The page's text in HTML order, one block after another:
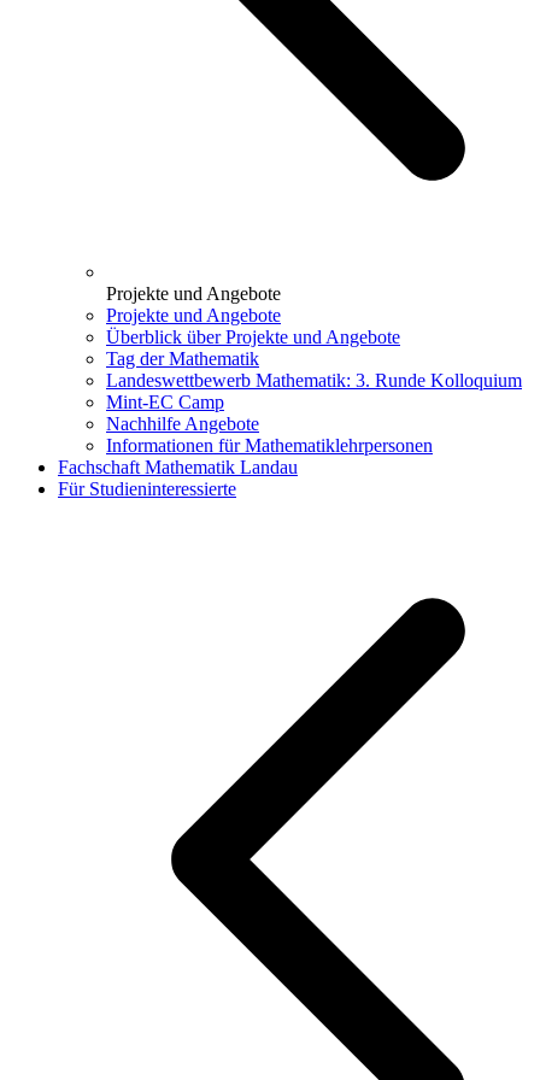
Projekte und Angebote
Projekte und Angebote
Überblick über Projekte und Angebote
Tag der Mathematik
Landeswettbewerb Mathematik: 3. Runde Kolloquium
Mint-EC Camp
Nachhilfe Angebote
Informationen für Mathematiklehrpersonen
Fachschaft Mathematik Landau
Für Studieninteressierte